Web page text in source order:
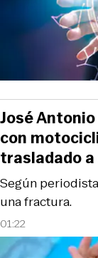
01:22
Según
una fractura.
José
con
trasladado